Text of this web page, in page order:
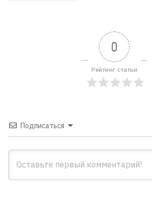
0
Рейтинг статьи
Подписаться